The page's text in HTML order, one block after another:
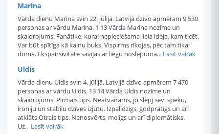
Marina
Vārda dienu Marina svin 22. jūlijā. Latvijā dzīvo apmēram 9 530
personas ar vārdu Marina. 1 13 Vārda Marina nozīme un
skaidrojums: Fanātiķe, kurai nepieciešama liela ideja, kam ticēt.
Var būt spītīga kā kalnu buks. Vispirms rīkojas, pēc tam tikai
domā. Ekspansivitāte savijas ar liegu noslēpuma.. Lasīt vairāk
Uldis
Vārda dienu Uldis svin 4. jūlijā. Latvijā dzīvo apmēram 7 470
personas ar vārdu Uldis. 13 14 Vārda Uldis nozīme un
skaidrojums: Pirmais tips. Neatvairāms, jo slēpj sevī spēku,
ironiju un stabilu dzīves izjūtu. Izpalīdzīgs, godprātīgs un arī
atklāts.Otrais tips. Nenosvērts, melīgs un arī diplomātisks.
Uz.. Lasīt vairāk